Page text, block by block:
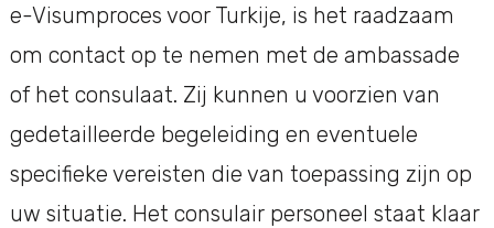
e-Visumproces voor Turkije, is het raadzaam
om contact op te nemen met de ambassade
of het consulaat. Zij kunnen u voorzien van
gedetailleerde begeleiding en eventuele
specifieke vereisten die van toepassing zijn op
uw situatie. Het consulair personeel staat klaar